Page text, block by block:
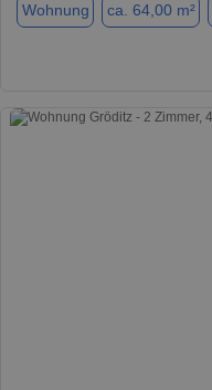
Wohnung ca. 64,00 m²